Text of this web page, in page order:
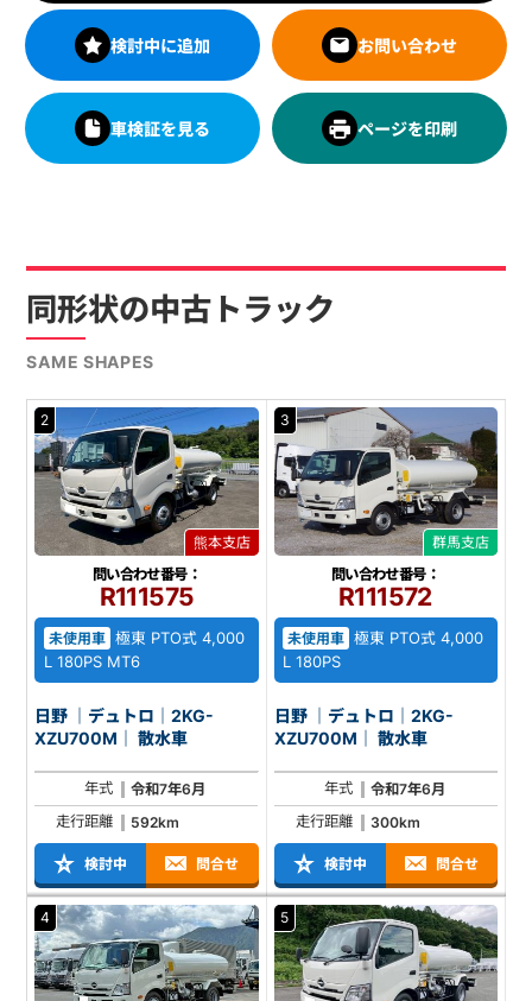
検討中に追加 お問い合わせ
車検証を見る ページを印刷
同形状の中古トラック
SAME SHAPES
2
熊本支店
問い合わせ番号：
R111575
未使用車 極東 PTO式 4,000
L 180PS MT6
日野 ｜デュトロ｜2KG-
XZU700M｜ 散水車
年式
令和7年6月
走行距離
592km
検討中 問合せ
3
群馬支店
問い合わせ番号：
R111572
未使用車 極東 PTO式 4,000
L 180PS
日野 ｜デュトロ｜2KG-
XZU700M｜ 散水車
年式
令和7年6月
走行距離
300km
検討中 問合せ
4 5